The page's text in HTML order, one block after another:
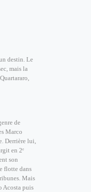
destin. Le
mais la
de
Marco
Derrière lui,
en 2ᵉ
son
flotte dans
Mais
Acosta puis